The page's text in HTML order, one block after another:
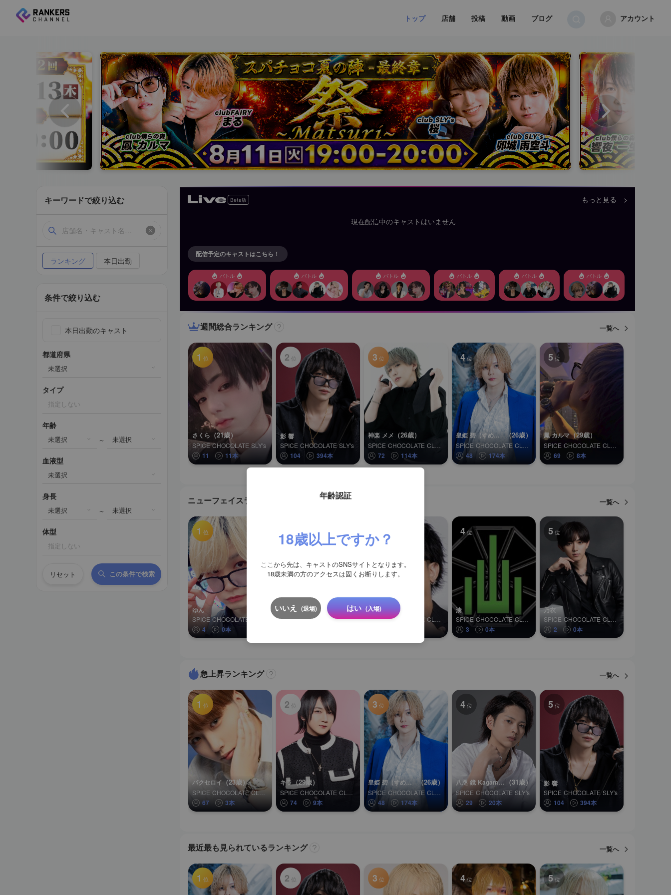
トップ 店舗 投稿 動画 ブログ アカウント
キーワードで絞り込む
ランキング 本日出勤
条件で絞り込む
本日出勤のキャスト
都道府県
未選択
タイプ
指定しない
年齢
未選択 ～ 未選択
血液型
未選択
身長
未選択 ～ 未選択
体型
指定しない
リセット この条件で検索
Beta版 もっと見る >
現在配信中のキャストはいません
配信予定のキャストはこちら！
バトル バトル バトル バトル バトル バトル
週間総合ランキング 一覧へ
1 位
さくら （21歳）
SPICE CHOCOLATE SLY's
11 11本
2 位
影 響
SPICE CHOCOLATE SLY's
104 394本
3 位
神楽 メメ （26歳）
72 114本
4位
皇姫 碧（すめらぎ あお） （26歳）
48 174本
5位
鳳 カルマ（29歳）
69 8本
ニューフェイスランキング 一覧へ
1 位
ゆん
4 0本
白鷺虎冴
alpha by ACQUA OMIYA
京
4位
湊
SPICE CHOCOLATE CLUB 僕らの森
3 0本
5位
乃衣
2 0本
急上昇ランキング 一覧へ
1 位
パクセロイ （23歳）
SPICE CHOCOLATE CLUB FAIRY
67 3本
2 位
キラ（29歳）
SPICE CHOCOLATE CLUB FAIRY
74 9本
3 位
皇姫 碧（すめらぎ あお） （26歳）
SPICE CHOCOLATE CLUB FAIRY
48 174本
4位
八咫 鏡 Kagami Yatano （31歳）
SPICE CHOCOLATE SLY's
29 20本
5位
影 響
SPICE CHOCOLATE SLY's
104 394本
最近最も見られているランキング 一覧へ
1 位 2 位 3 位 4位 5位
年齢認証
18歳以上ですか？
ここから先は、キャストのSNSサイトとなります。
18歳未満の方のアクセスは固くお断りします。
いいえ (退場) はい (入場)